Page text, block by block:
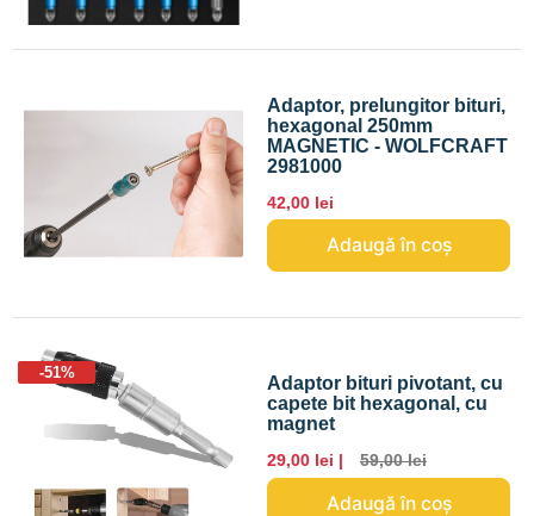
Adaptor, prelungitor bituri,
hexagonal 250mm
MAGNETIC - WOLFCRAFT
2981000
42,00 lei
Adaugă în coș
-51%
Adaptor bituri pivotant, cu
capete bit hexagonal, cu
magnet
29,00 lei | 59,00 lei
Adaugă în coș